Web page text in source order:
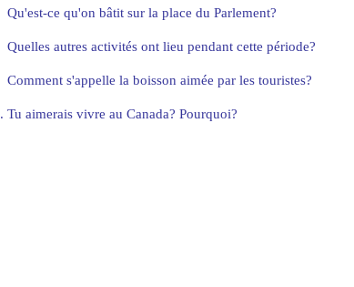
Qu'est-ce qu'on bâtit sur la place du Parlement?
Quelles autres activités ont lieu pendant cette période?
Comment s'appelle la boisson aimée par les touristes?
. Tu aimerais vivre au Canada? Pourquoi?